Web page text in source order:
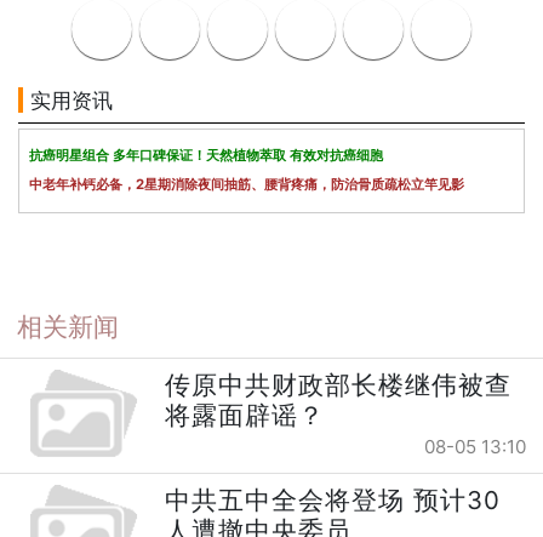
实用资讯
抗癌明星组合 多年口碑保证！天然植物萃取 有效对抗癌细胞
中老年补钙必备，2星期消除夜间抽筋、腰背疼痛，防治骨质疏松立竿见影
相关新闻
传原中共财政部长楼继伟被查
将露面辟谣？
08-05 13:10
中共五中全会将登场 预计30
人遭撤中央委员